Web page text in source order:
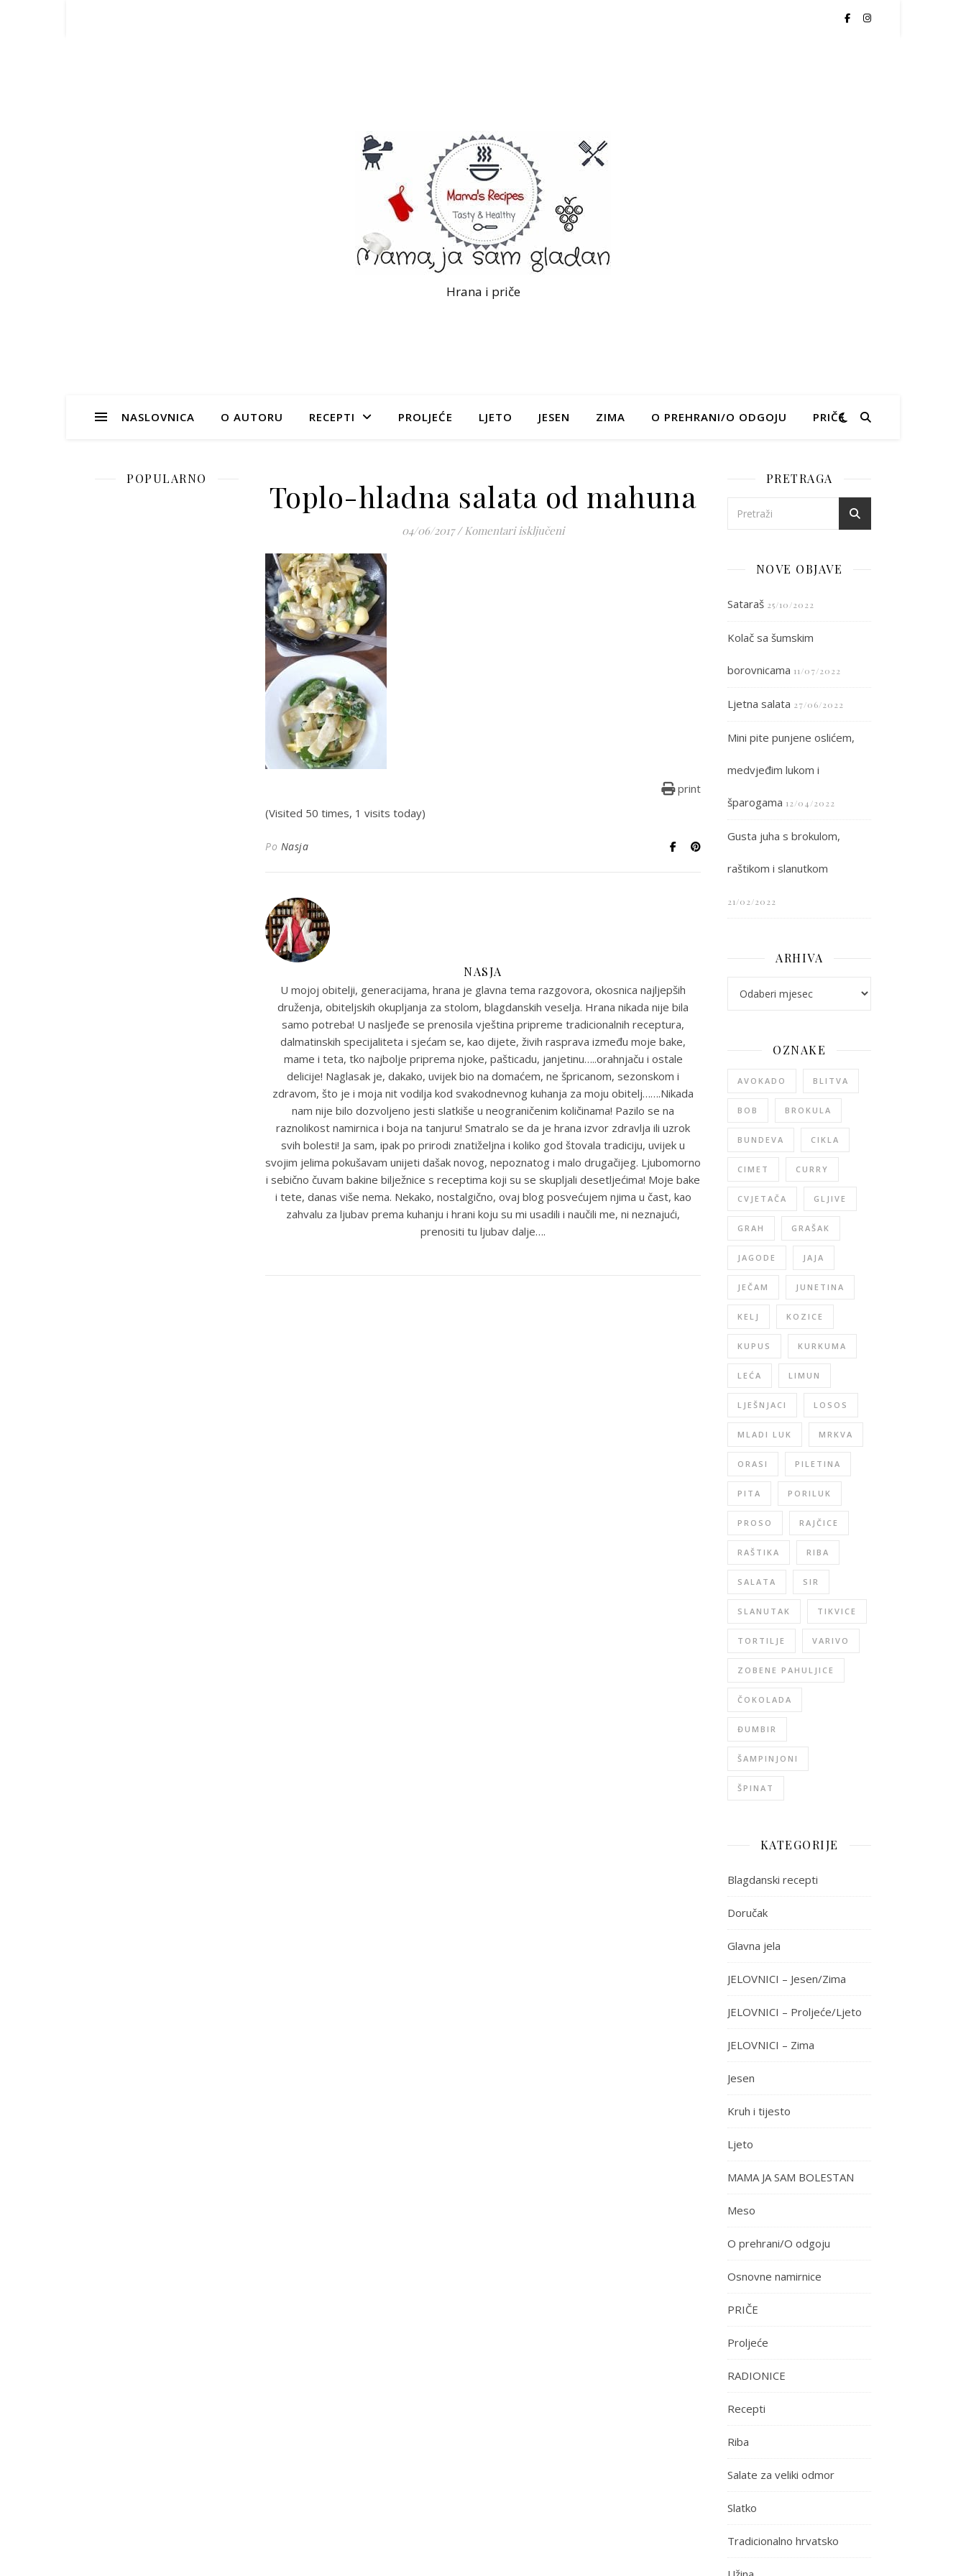
Hrana i priče
NASLOVNICA O AUTORU RECEPTI PROLJEĆE LJETO JESEN ZIMA O PREHRANI/O ODGOJU PRIČE
POPULARNO Toplo-hladna salata od mahuna
04/06/2017 / Komentari isključeniza Toplo-hladna salata od mahuna
print
(Visited 50 times, 1 visits today)
Po Nasja
NASJA
U mojoj obitelji, generacijama, hrana je glavna tema razgovora, okosnica najljepših
druženja, obiteljskih okupljanja za stolom, blagdanskih veselja. Hrana nikada nije bila
samo potreba! U nasljeđe se prenosila vještina pripreme tradicionalnih receptura,
dalmatinskih specijaliteta i sjećam se, kao dijete, živih rasprava između moje bake,
mame i teta, tko najbolje priprema njoke, pašticadu, janjetinu…..orahnjaču i ostale
delicije! Naglasak je, dakako, uvijek bio na domaćem, ne špricanom, sezonskom i
zdravom, što je i moja nit vodilja kod svakodnevnog kuhanja za moju obitelj…….Nikada
nam nije bilo dozvoljeno jesti slatkiše u neograničenim količinama! Pazilo se na
raznolikost namirnica i boja na tanjuru! Smatralo se da je hrana izvor zdravlja ili uzrok
svih bolesti! Ja sam, ipak po prirodi znatiželjna i koliko god štovala tradiciju, uvijek u
svojim jelima pokušavam unijeti dašak novog, nepoznatog i malo drugačijeg. Ljubomorno
i sebično čuvam bakine bilježnice s receptima koji su se skupljali desetljećima! Moje bake
i tete, danas više nema. Nekako, nostalgično, ovaj blog posvećujem njima u čast, kao
zahvalu za ljubav prema kuhanju i hrani koju su mi usadili i naučili me, ni neznajući,
prenositi tu ljubav dalje….
PRETRAGA
NOVE OBJAVE
Sataraš 25/10/2022
Kolač sa šumskim
borovnicama 11/07/2022
Ljetna salata 27/06/2022
Mini pite punjene oslićem,
medvjeđim lukom i
šparogama 12/04/2022
Gusta juha s brokulom,
raštikom i slanutkom
21/02/2022
ARHIVA
OZNAKE
AVOKADO BLITVA
BOB BROKULA
BUNDEVA CIKLA
CIMET CURRY
CVJETAČA GLJIVE
GRAH GRAŠAK
JAGODE JAJA
JEČAM JUNETINA
KELJ KOZICE
KUPUS KURKUMA
LEĆA LIMUN
LJEŠNJACI LOSOS
MLADI LUK MRKVA
ORASI PILETINA
PITA PORILUK
PROSO RAJČICE
RAŠTIKA RIBA
SALATA SIR
SLANUTAK TIKVICE
TORTILJE VARIVO
ZOBENE PAHULJICE
ČOKOLADA
ĐUMBIR
ŠAMPINJONI
ŠPINAT
KATEGORIJE
Blagdanski recepti
Doručak
Glavna jela
JELOVNICI – Jesen/Zima
JELOVNICI – Proljeće/Ljeto
JELOVNICI – Zima
Jesen
Kruh i tijesto
Ljeto
MAMA JA SAM BOLESTAN
Meso
O prehrani/O odgoju
Osnovne namirnice
PRIČE
Proljeće
RADIONICE
Recepti
Riba
Salate za veliki odmor
Slatko
Tradicionalno hrvatsko